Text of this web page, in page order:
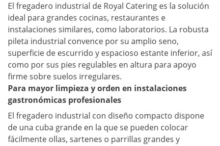
El fregadero industrial de Royal Catering es la solución
ideal para grandes cocinas, restaurantes e
instalaciones similares, como laboratorios. La robusta
pileta industrial convence por su amplio seno,
superficie de escurrido y espacioso estante inferior, así
como por sus pies regulables en altura para apoyo
firme sobre suelos irregulares.
Para mayor limpieza y orden en instalaciones
gastronómicas profesionales
El fregadero industrial con diseño compacto dispone
de una cuba grande en la que se pueden colocar
fácilmente ollas, sartenes o parrillas grandes y